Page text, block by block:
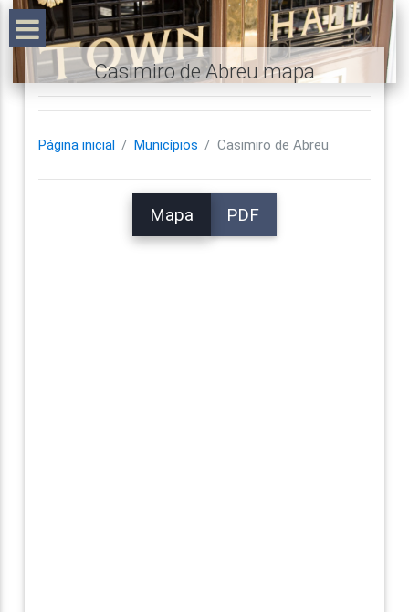
Casimiro de Abreu mapa
Página inicial Municípios Casimiro de Abreu
Mapa PDF